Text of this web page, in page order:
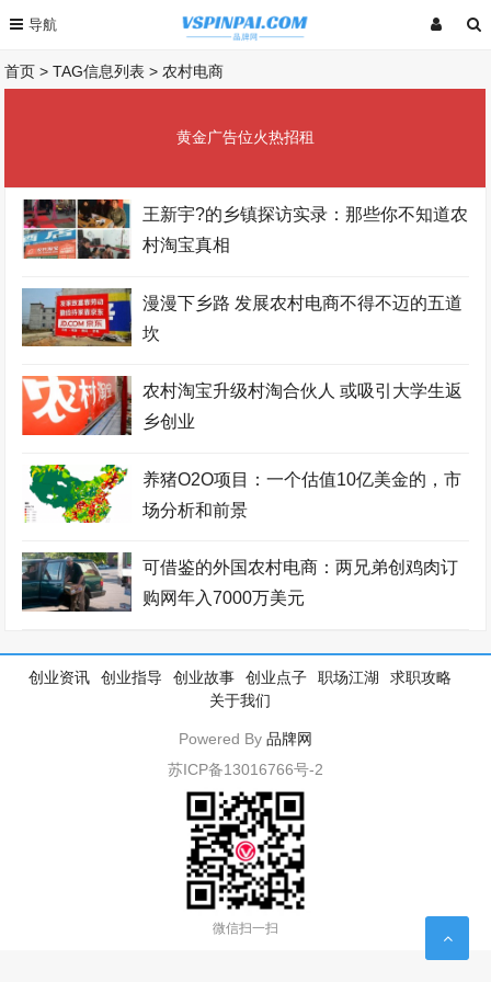
首页 > TAG信息列表 > 农村电商
黄金广告位火热招租
王新宇?的乡镇探访实录：那些你不知道农
村淘宝真相
漫漫下乡路 发展农村电商不得不迈的五道
坎
农村淘宝升级村淘合伙人 或吸引大学生返
乡创业
养猪O2O项目：一个估值10亿美金的，市
场分析和前景
可借鉴的外国农村电商：两兄弟创鸡肉订
购网年入7000万美元
创业资讯 创业指导 创业故事 创业点子 职场江湖
求职攻略
关于我们
Powered By 品牌网
苏ICP备13016766号-2
微信扫一扫